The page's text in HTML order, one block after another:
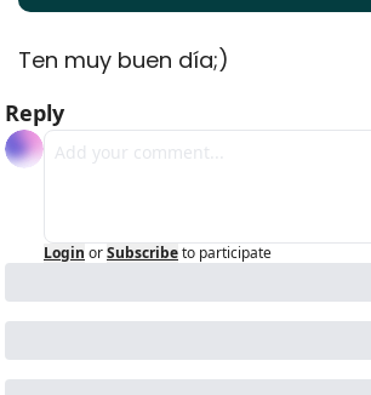
Ten muy buen día;)
Reply
Login orSubscribeto participate